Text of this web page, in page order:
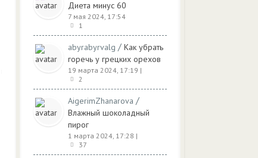
Диета минус 60
7 мая 2024, 17:54
1
abyrabyrvalg / Как убрать
горечь у грецких орехов
19 марта 2024, 17:19 |
2
AigerimZhanarova /
Влажный шоколадный
пирог
1 марта 2024, 17:28 |
37